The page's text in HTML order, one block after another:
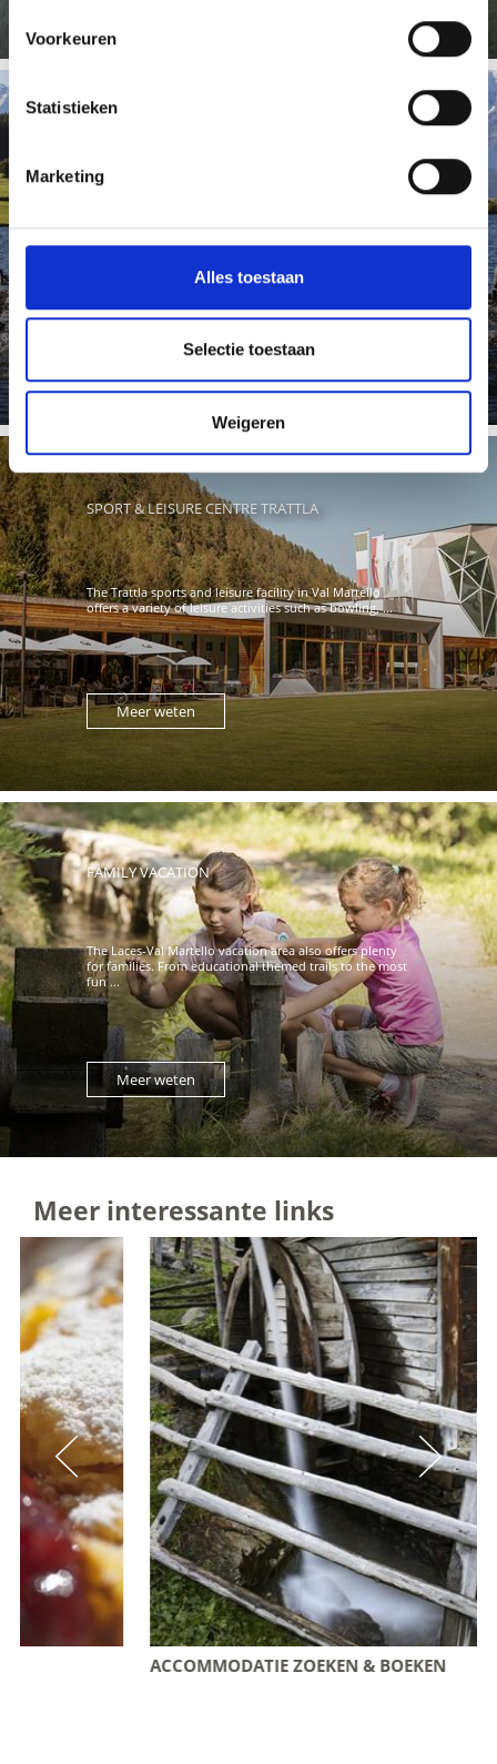
Voorkeuren
Statistieken
Marketing
Alles toestaan
Selectie toestaan
Weigeren
The best fishing waters in the Laces-Val Martello
SPORT & LEISURE CENTRE TRATTLA
The Trattla sports and leisure facility in Val Martello
offers a variety of leisure activities such as bowling, ...
Meer weten
FAMILY VACATION
The Laces-Val Martello vacation area also offers plenty
for families. From educational themed trails to the most
fun ...
Meer weten
Meer interessante links
ACCOMMODATIE ZOEKEN & BOEKEN